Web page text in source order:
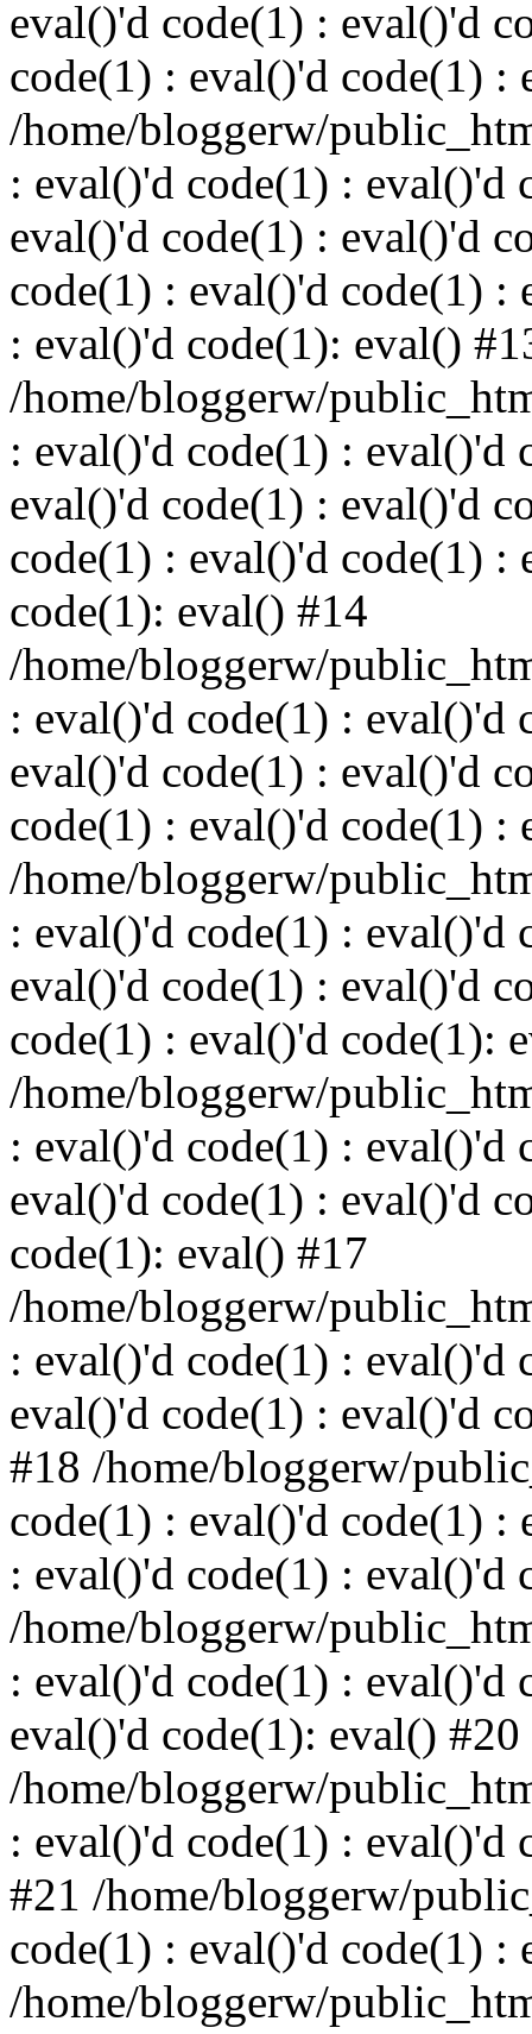
eval()'d code(1) : eval()'d
code(1) : eval()'d code(1) :
/home/bloggerw/
: eval()'d code(1) : eval()'d
eval()'d code(1) : eval()'d
code(1) : eval()'d code(1) :
: eval()'d code(1): eval()
/home/bloggerw/
: eval()'d code(1) : eval()'d
eval()'d code(1) : eval()'d
code(1) : eval()'d code(1) :
code(1): eval() #14
/home/bloggerw/
: eval()'d code(1) : eval()'d
eval()'d code(1) : eval()'d
code(1) : eval()'d code(1) :
/home/bloggerw/
: eval()'d code(1) : eval()'d
eval()'d code(1) : eval()'d
code(1) : eval()'d code(1):
/home/bloggerw/
: eval()'d code(1) : eval()'d
eval()'d code(1) : eval()'d
code(1): eval() #17
/home/bloggerw/
: eval()'d code(1) : eval()'d
eval()'d code(1) : eval()'d
#18 /home/bloggerw/
code(1) : eval()'d code(1) :
: eval()'d code(1) : eval()'d
/home/bloggerw/
: eval()'d code(1) : eval()'d
eval()'d code(1): eval() #20
/home/bloggerw/
: eval()'d code(1) : eval()'d
#21 /home/bloggerw/
code(1) : eval()'d code(1) :
/home/bloggerw/